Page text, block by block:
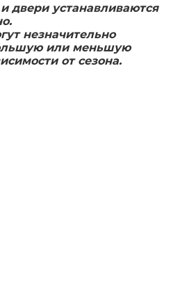
двери устанавливаются
незначительно
или меньшую
от сезона.